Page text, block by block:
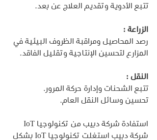
تتبع الأدوية وتقديم العلاج عن بعد.
الزراعة :
رصد المحاصيل ومراقبة الظروف البيئية في
المزارع لتحسين الإنتاجية وتقليل الفاقد.
النقل :
تتبع الشحنات وإدارة حركة المرور.
تحسين وسائل النقل العام.
شركة دبيب استغلت تكنولوجيا IoT بشكل